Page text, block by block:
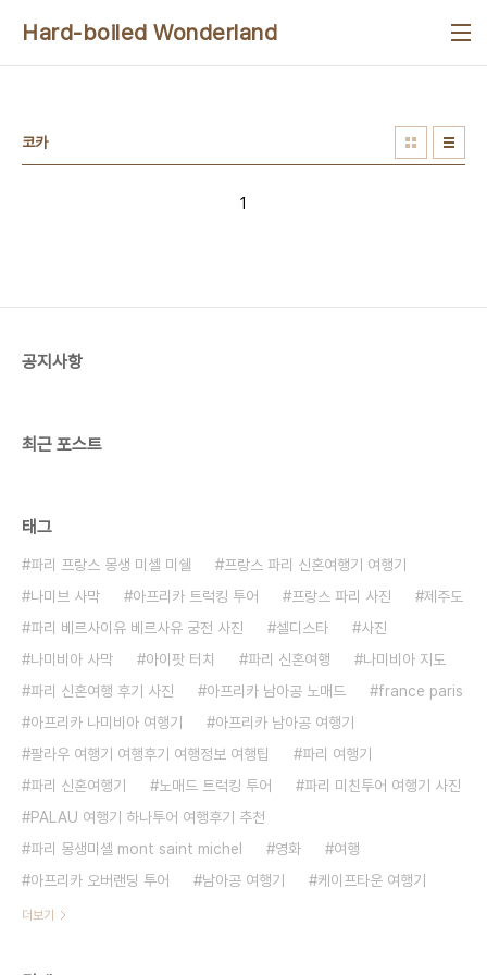
Hard-boiled Wonderland
코카
1
공지사항
최근 포스트
태그
파리 프랑스 몽생 미셸 미쉘
프랑스 파리 신혼여행기 여행기
나미브 사막
아프리카 트럭킹 투어 프랑스 파리 사진
제주도
파리 베르사이유 베르사유 궁전 사진
셀디스타
사진
나미비아 사막
아이팟 터치 파리 신혼여행
나미비아 지도
파리 신혼여행 후기 사진
아프리카 남아공 노매드
france paris
아프리카 나미비아 여행기
아프리카 남아공 여행기
팔라우 여행기 여행후기 여행정보 여행팁
파리 여행기
파리 신혼여행기
노매드 트럭킹 투어
파리 미친투어 여행기 사진
PALAU 여행기 하나투어 여행후기 추천
파리 몽생미셸 mont saint michel
영화
여행
아프리카 오버랜딩 투어
남아공 여행기 케이프타운 여행기
더보기